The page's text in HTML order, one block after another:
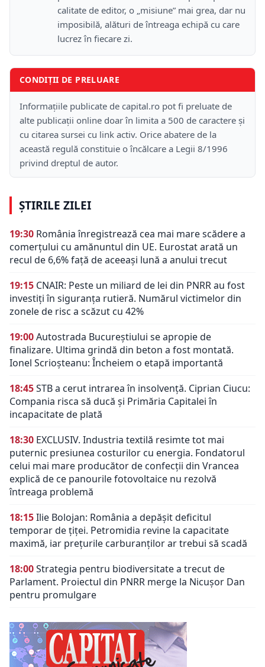
calitate de editor, o „misiune” mai grea, dar nu
imposibilă, alături de întreaga echipă cu care
lucrez în fiecare zi.
CONDIȚII DE PRELUARE
Informațiile publicate de capital.ro pot fi preluate de
alte publicații online doar în limita a 500 de caractere și
cu citarea sursei cu link activ. Orice abatere de la
această regulă constituie o încălcare a Legii 8/1996
privind dreptul de autor.
ȘTIRILE ZILEI
19:30 România înregistrează cea mai mare scădere a
comerțului cu amănuntul din UE. Eurostat arată un
recul de 6,6% față de aceeași lună a anului trecut
19:15 CNAIR: Peste un miliard de lei din PNRR au fost
investiți în siguranța rutieră. Numărul victimelor din
zonele de risc a scăzut cu 42%
19:00Autostrada Bucureștiului se apropie de
finalizare. Ultima grindă din beton a fost montată.
Ionel Scrioșteanu: Încheiem o etapă importantă
18:45STB a cerut intrarea în insolvență. Ciprian Ciucu:
Compania risca să ducă și Primăria Capitalei în
incapacitate de plată
18:30 EXCLUSIV. Industria textilă resimte tot mai
puternic presiunea costurilor cu energia. Fondatorul
celui mai mare producător de confecții din Vrancea
explică de ce panourile fotovoltaice nu rezolvă
întreaga problemă
18:15Ilie Bolojan: România a depășit deficitul
temporar de țiței. Petromidia revine la capacitate
maximă, iar prețurile carburanților ar trebui să scadă
18:00Strategia pentru biodiversitate a trecut de
Parlament. Proiectul din PNRR merge la Nicușor Dan
pentru promulgare